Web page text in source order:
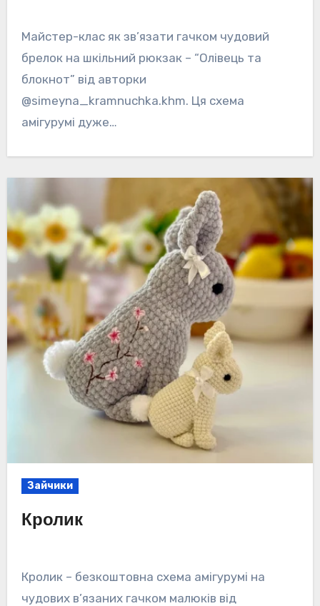
Майстер-клас як зв’язати гачком чудовий
брелок на шкільний рюкзак – “Олівець та
блокнот” від авторки
@simeyna_kramnuchka.khm. Ця схема
амігурумі дуже…
Зайчики
Кролик
Кролик – безкоштовна схема амігурумі на
чудових в’язаних гачком малюків від